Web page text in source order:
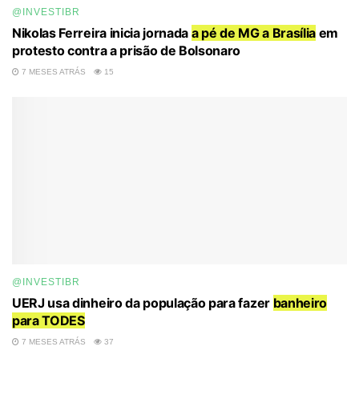
@INVESTIBR
Nikolas Ferreira inicia jornada a pé de MG a Brasília em
protesto contra a prisão de Bolsonaro
7 MESES ATRÁS 15
@INVESTIBR
UERJ usa dinheiro da população para fazer banheiro
para TODES
7 MESES ATRÁS 37